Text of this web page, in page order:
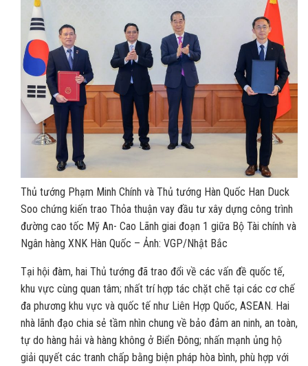
Thủ tướng Phạm Minh Chính và Thủ tướng Hàn Quốc Han Duck
Soo chứng kiến trao Thỏa thuận vay đầu tư xây dựng công trình
đường cao tốc Mỹ An- Cao Lãnh giai đoạn 1 giữa Bộ Tài chính và
Ngân hàng XNK Hàn Quốc – Ảnh: VGP/Nhật Bắc
Tại hội đàm, hai Thủ tướng đã trao đổi về các vấn đề quốc tế,
khu vực cùng quan tâm; nhất trí hợp tác chặt chẽ tại các cơ chế
đa phương khu vực và quốc tế như Liên Hợp Quốc, ASEAN. Hai
nhà lãnh đạo chia sẻ tầm nhìn chung về bảo đảm an ninh, an toàn,
tự do hàng hải và hàng không ở Biển Đông; nhấn mạnh ủng hộ
giải quyết các tranh chấp bằng biện pháp hòa bình, phù hợp với